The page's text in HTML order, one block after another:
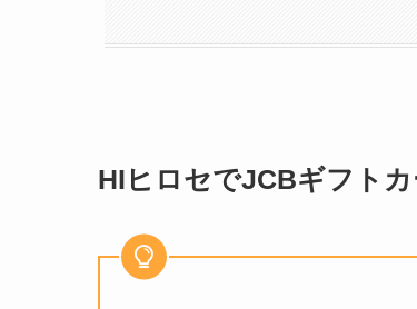
HIヒロセでJCBギフト